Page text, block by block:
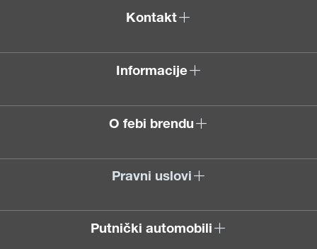
Kontakt
Informacije
O febi brendu
Pravni uslovi
Putnički automobili